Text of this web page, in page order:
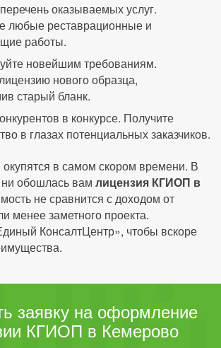
оказываемых услуг.
любые реставрационные и
работы.
новейшим требованиям.
нового образца,
старый бланк.
в конкурсе. Получите
в глазах потенциальных заказчиков.
в самом скором времени. В
обошлась вам лицензия КГИОП в
не сравнится с доходом от
менее заметного проекта.
КонсалтЦентр», чтобы вскоре
заявку на оформление
КГИОП в Кемерово